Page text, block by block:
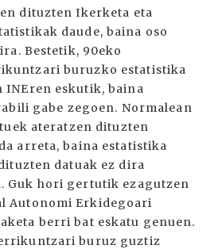
dituzten Ikerketa eta
daude, baina oso
Bestetik, 90eko
buruzko estatistika
INEren eskutik, baina
gabe zegoen. Normalean
ateratzen dituzten
arreta, baina estatistika
datuak ez dira
Guk hori gertutik ezagutzen
Autonomi Erkidegoari
berri bat eskatu genuen.
buruz guztiz